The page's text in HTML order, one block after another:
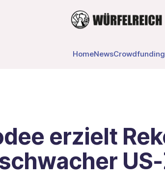
HomeNewsCrowdfunding
erzielt